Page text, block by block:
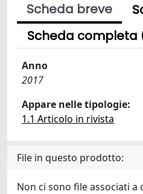
Scheda breve
Scheda completa
Anno
2017
Appare nelle tipologie:
1.1 Articolo in rivista
File in questo prodotto:
Non ci sono file associati